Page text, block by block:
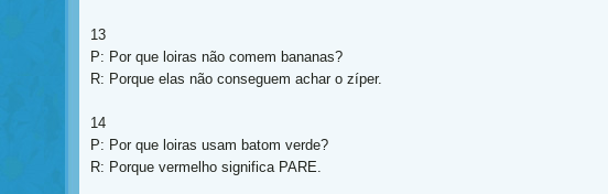
13
P: Por que loiras não comem bananas?
R: Porque elas não conseguem achar o zíper.
14
P: Por que loiras usam batom verde?
R: Porque vermelho significa PARE.